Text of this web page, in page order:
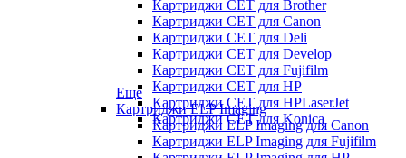
Картриджи CET для Brother
Картриджи CET для Canon
Картриджи CET для Deli
Картриджи CET для Develop
Картриджи CET для Fujifilm
Картриджи CET для HP
Картриджи CET для HPLaserJet
Картриджи CET для Konica
Еще
Картриджи ELP Imaging
Картриджи ELP Imaging для Canon
Картриджи ELP Imaging для Fujifilm